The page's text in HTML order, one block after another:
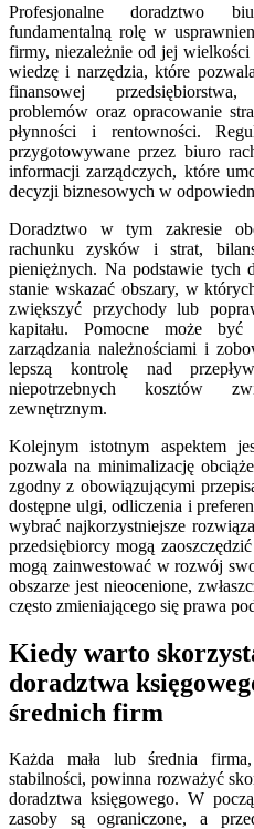
Profesjonalne doradztwo
fundamentalną rolę w
firmy, niezależnie od jej wielkości
wiedzę i narzędzia, które
finansowej
problemów oraz opracowanie
płynności i rentowności.
przygotowywane przez biuro
informacji zarządczych, które
decyzji biznesowych w
Doradztwo w tym zakresie
rachunku zysków i strat,
pieniężnych. Na podstawie tych
stanie wskazać obszary, w
zwiększyć przychody lub
kapitału. Pomocne może
zarządzania należnościami i
lepszą kontrolę nad
niepotrzebnych kosztów
zewnętrznym.
Kolejnym istotnym aspektem
pozwala na minimalizację
zgodny z obowiązującymi
dostępne ulgi, odliczenia i
wybrać najkorzystniejsze
przedsiębiorcy mogą
mogą zainwestować w rozwój
obszarze jest nieocenione,
często zmieniającego się prawa
Kiedy warto
doradztwa
średnich firm
Każda mała lub średnia
stabilności, powinna rozważyć
doradztwa księgowego. W
zasoby są ograniczone, a